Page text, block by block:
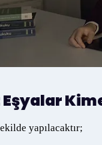
yapılacaktır;